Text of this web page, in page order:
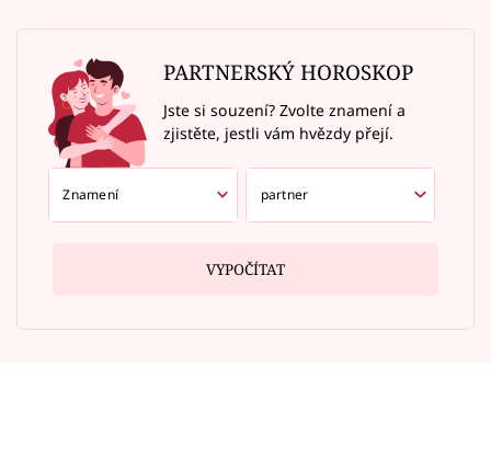
PARTNERSKÝ HOROSKOP
Jste si souzení? Zvolte znamení a
zjistěte, jestli vám hvězdy přejí.
VYPOČÍTAT